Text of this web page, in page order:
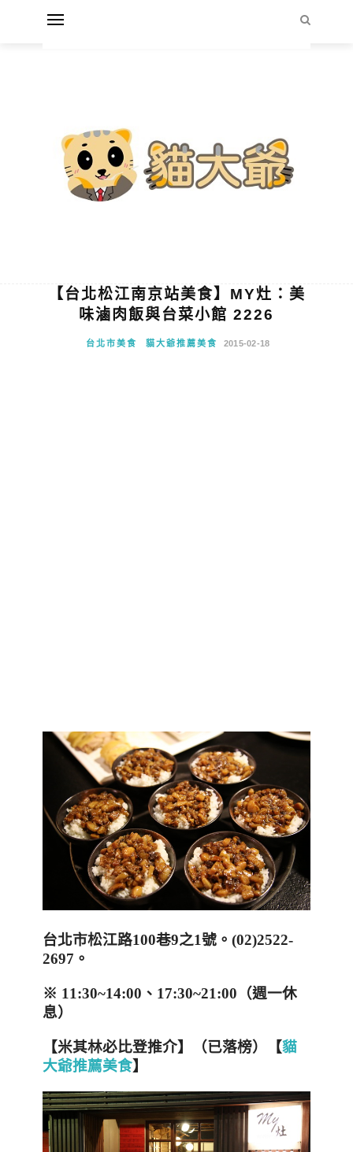
【台北松江南京站美食】MY灶：美
味滷肉飯與台菜小館 2226
台北市美食 貓大爺推薦美食 2015-02-18
台北市松江路100巷9之1號 。 (02)2522-
2697 。
※ 11:30~14:00 、 17:30~21:00 （週一休
息）
【米其林必比登推介】（已落榜） 【貓
大爺推薦美食】